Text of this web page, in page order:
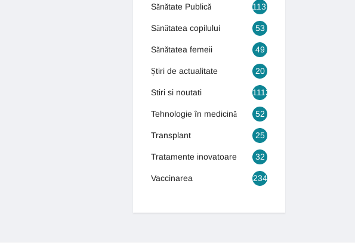
Sănătate Publică 1131
Sănătatea copilului 53
Sănătatea femeii 49
Știri de actualitate 20
Stiri si noutati 1113
Tehnologie în medicină 52
Transplant 25
Tratamente inovatoare 32
Vaccinarea 234